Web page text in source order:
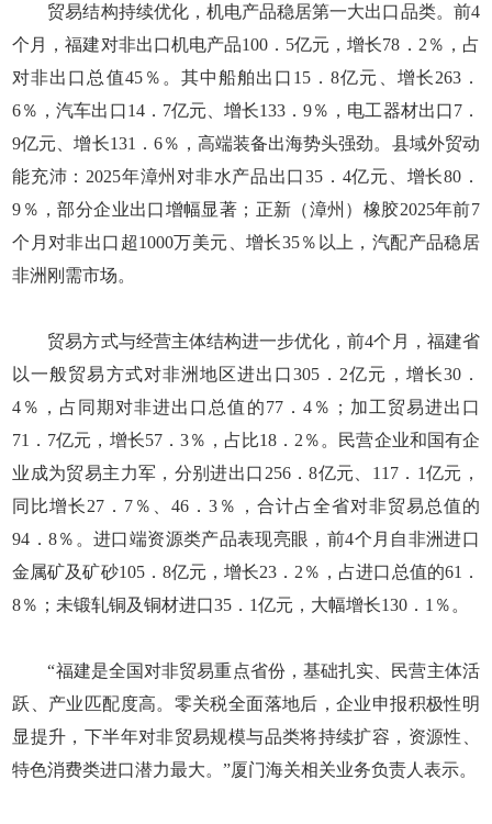
贸易结构持续优化，机电产品稳居第一大出口品类。前4
个月，福建对非出口机电产品100．5亿元，增长78．2％，占
对非出口总值45％。其中船舶出口15．8亿元、增长263．
6％，汽车出口14．7亿元、增长133．9％，电工器材出口7．
9亿元、增长131．6％，高端装备出海势头强劲。县域外贸动
能充沛：2025年漳州对非水产品出口35．4亿元、增长80．
9％，部分企业出口增幅显著；正新（漳州）橡胶2025年前7
个月对非出口超1000万美元、增长35％以上，汽配产品稳居
非洲刚需市场。
贸易方式与经营主体结构进一步优化，前4个月，福建省
以一般贸易方式对非洲地区进出口305．2亿元，增长30．
4％，占同期对非进出口总值的77．4％；加工贸易进出口
71．7亿元，增长57．3％，占比18．2％。民营企业和国有企
业成为贸易主力军，分别进出口256．8亿元、117．1亿元，
同比增长27．7％、46．3％，合计占全省对非贸易总值的
94．8％。进口端资源类产品表现亮眼，前4个月自非洲进口
金属矿及矿砂105．8亿元，增长23．2％，占进口总值的61．
8％；未锻轧铜及铜材进口35．1亿元，大幅增长130．1％。
“福建是全国对非贸易重点省份，基础扎实、民营主体活
跃、产业匹配度高。零关税全面落地后，企业申报积极性明
显提升，下半年对非贸易规模与品类将持续扩容，资源性、
特色消费类进口潜力最大。”厦门海关相关业务负责人表示。